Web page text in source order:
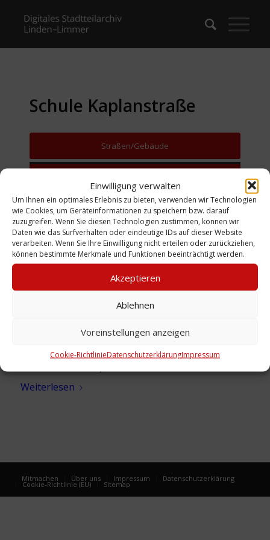
Einwilligung verwalten
Um Ihnen ein optimales Erlebnis zu bieten, verwenden wir Technologien
wie Cookies, um Geräteinformationen zu speichern bzw. darauf
zuzugreifen. Wenn Sie diesen Technologien zustimmen, können wir
Daten wie das Surfverhalten oder eindeutige IDs auf dieser Website
verarbeiten. Wenn Sie Ihre Einwilligung nicht erteilen oder zurückziehen,
können bestimmte Merkmale und Funktionen beeinträchtigt werden.
Akzeptieren
Ablehnen
Voreinstellungen anzeigen
Cookie-RichtlinieDatenschutzerklärungImpressum
Schule Kaplanstraße
Straßen/Gebäude
Weiterlesen
Mitmachen Über uns Impressum Datenschutzerklärung
Cookie-Richtlinie (EU) Sitemap